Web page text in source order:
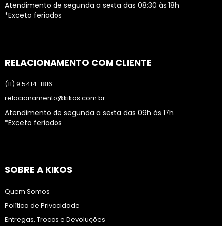
Atendimento de segunda a sexta das 08:30 às 18h
*Exceto feriados
RELACIONAMENTO COM CLIENTE
(11) 9.5414-1816
relacionamento@kikos.com.br
Atendimento de segunda a sexta das 09h às 17h
*Exceto feriados
SOBRE A KIKOS
Quem Somos
Política de Privacidade
Entregas, Trocas e Devoluções